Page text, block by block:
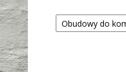
Kategorie